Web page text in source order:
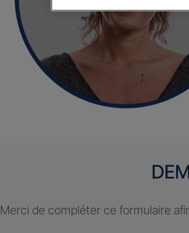
Merci de compléter ce formulaire